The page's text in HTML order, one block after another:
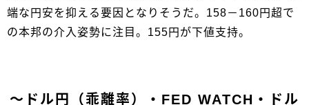
端な円安を抑える要因となりそうだ。158－160円超で
の本邦の介入姿勢に注目。155円が下値支持。
～ドル円（乖離率）・FED WATCH・ドル